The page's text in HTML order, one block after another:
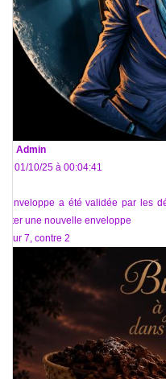
Admin
Le 01/10/25 à 00:04:41
L'enveloppe a été validée par les
voter une nouvelle enveloppe
Pour 7, contre 2